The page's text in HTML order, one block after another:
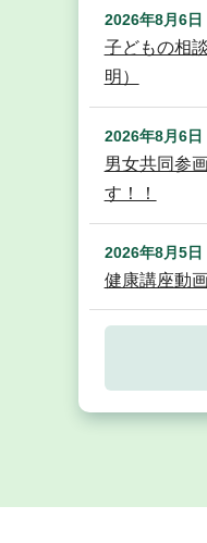
2026年8月6日
子どもの相
明）
2026年8月6日
男女共同参
す！！
2026年8月5日
健康講座動